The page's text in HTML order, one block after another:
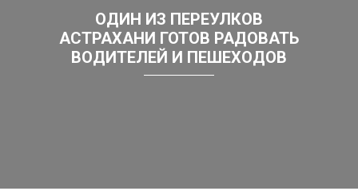
ОДИН ИЗ ПЕРЕУЛКОВ
АСТРАХАНИ ГОТОВ РАДОВАТЬ
ВОДИТЕЛЕЙ И ПЕШЕХОДОВ